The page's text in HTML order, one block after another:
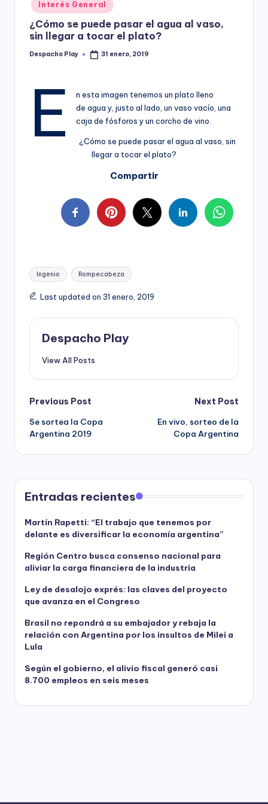
y
in
Interés General
¿Cómo se puede pasar el agua al vaso,
sin llegar a tocar el plato?
Posted
Despacho Play 31 enero, 2019
E
n esta imagen tenemos un plato lleno
de agua y, justo al lado, un vaso vacío, una
caja de fósforos y un corcho de vino.
¿Cómo se puede pasar el agua al vaso, sin
llegar a tocar el plato?
Compartir
Tags:
Ingenio Rompecabeza
Last updated on 31 enero, 2019
Despacho Play
View All Posts
Post
navigation
Previous Post
Se sortea la Copa
Argentina 2019
Next Post
En vivo, sorteo de la
Copa Argentina
Entradas recientes
Martín Rapetti: “El trabajo que tenemos por
delante es diversificar la economía argentina”
Región Centro busca consenso nacional para
aliviar la carga financiera de la industria
Ley de desalojo exprés: las claves del proyecto
que avanza en el Congreso
Brasil no repondrá a su embajador y rebaja la
relación con Argentina por los insultos de Milei a
Lula
Según el gobierno, el alivio fiscal generó casi
8.700 empleos en seis meses